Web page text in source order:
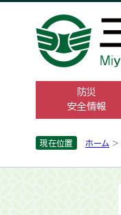
防災
安全情報
現在位置 ホーム >